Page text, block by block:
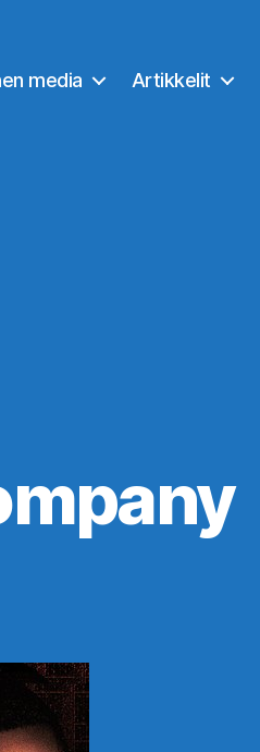
media Artikkelit